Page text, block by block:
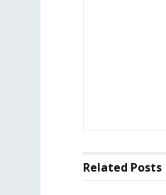
Related Posts